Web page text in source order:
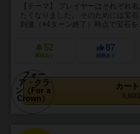
【テーマ】 プレイヤーはそれぞれ
たくなりました。 そのためには宝
到達（※4ターン終了）時点で宝石を
52
興味あり
87
経験あり
カー
6,600